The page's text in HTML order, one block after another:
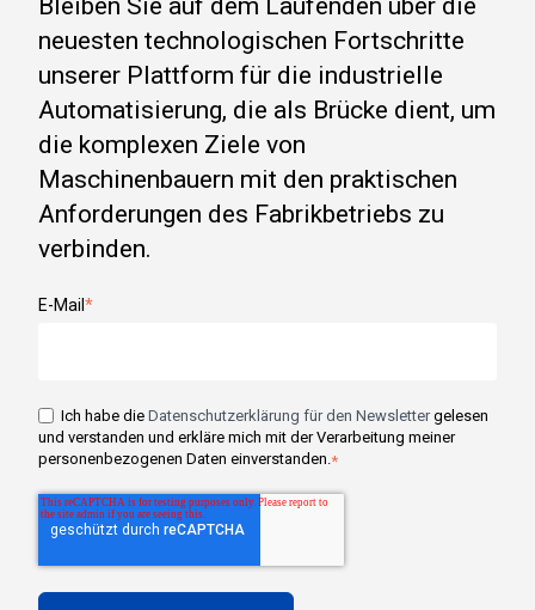
Bleiben Sie auf dem Laufenden über die
neuesten technologischen Fortschritte
unserer Plattform für die industrielle
Automatisierung, die als Brücke dient, um
die komplexen Ziele von
Maschinenbauern mit den praktischen
Anforderungen des Fabrikbetriebs zu
verbinden.
E-Mail*
Ich habe die Datenschutzerklärung für den Newslettergelesen
und verstanden und erkläre mich mit der Verarbeitung meiner
personenbezogenen Daten einverstanden. *